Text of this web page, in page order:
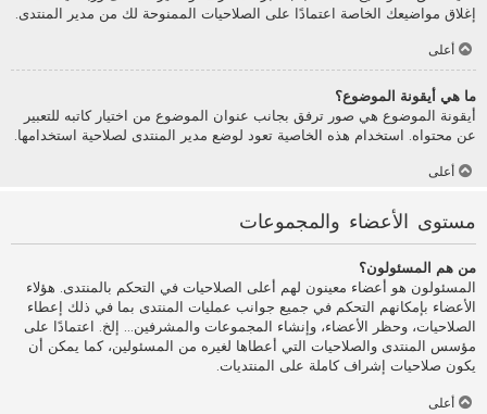
إغلاق مواضيعك الخاصة اعتمادًا على الصلاحيات الممنوحة لك من مدير المنتدى.
أعلى
ما هي أيقونة الموضوع؟
أيقونة الموضوع هي صور ترفق بجانب عنوان الموضوع من اختيار كاتبه للتعبير
عن محتواه. استخدام هذه الخاصية تعود لوضع مدير المنتدى لصلاحية استخدامها.
أعلى
مستوى الأعضاء والمجموعات
من هم المسئولون؟
المسئولون هو أعضاء معينون لهم أعلى الصلاحيات في التحكم بالمنتدى. هؤلاء
الأعضاء بإمكانهم التحكم في جميع جوانب عمليات المنتدى بما في ذلك إعطاء
الصلاحيات، وحظر الأعضاء، وإنشاء المجموعات والمشرفين... إلخ. اعتمادًا على
مؤسس المنتدى والصلاحيات التي أعطاها لغيره من المسئولين، كما يمكن أن
يكون صلاحيات إشراف كاملة على المنتديات.
أعلى